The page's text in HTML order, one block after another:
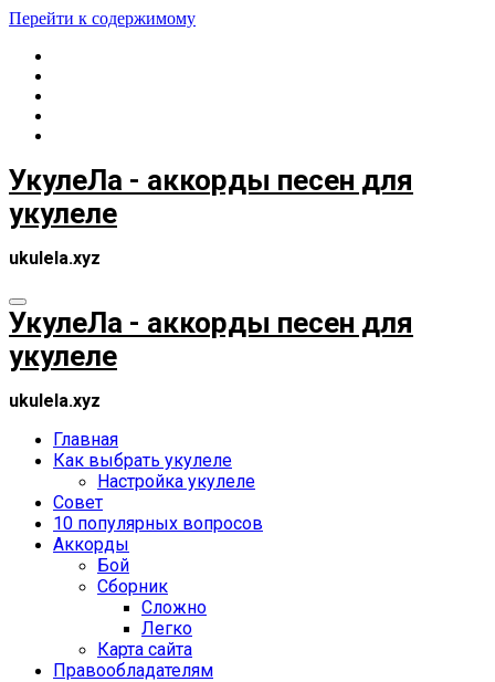
Перейти к содержимому
УкулеЛа - аккорды песен для
укулеле
ukulela.xyz
УкулеЛа - аккорды песен для
укулеле
ukulela.xyz
Главная
Как выбрать укулеле
Настройка укулеле
Совет
10 популярных вопросов
Аккорды
Бой
Сборник
Сложно
Легко
Карта сайта
Правообладателям